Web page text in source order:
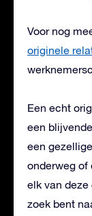
Voor nog
originele
Een echt
een
een
onderweg of
elk van
zoek bent